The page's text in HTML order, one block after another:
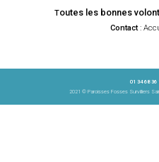
Toutes les bonnes
Contact:
01 34 68 36
2021 © Paroisses Fosses Survilliers